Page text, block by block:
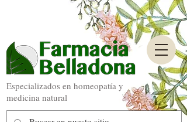
Especializados en homeopatía y
medicina natural